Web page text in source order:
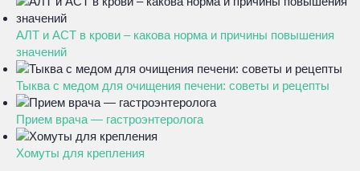
АЛТ и АСТ в крови – какова норма и причины повышения
значений
Тыква с медом для очищения печени: советы и рецепты
Прием врача — гастроэнтеролога
Хомуты для крепления